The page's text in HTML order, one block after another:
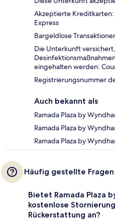
Akzeptierte
Express
Bargeldlose
Die Unterkunft
eingehalten werden:
Registrierungsnummer
Auch bekannt als
Ramada Plaza by
Ramada Plaza by
Ramada Plaza by
Häufig gestellte Fragen
Bietet Ramada Plaza
kostenlose
Rückerstattung an?